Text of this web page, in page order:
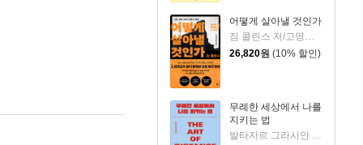
어떻게 살아낼 것인가
26,820원 (10% 할인)
무례한 세상에서 나를
지키는 법
발타자르 그라시안 저/하와이 대저택 편저